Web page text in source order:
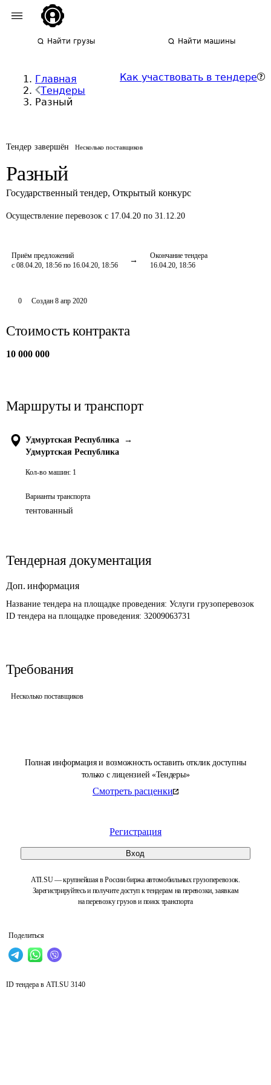
Найти грузы Найти машины
Главная
Тендеры
Разный
Как участвовать в тендере
Тендер завершён Несколько поставщиков
Разный
Государственный тендер, Открытый конкурс
Осуществление перевозок с 17.04.20 по 31.12.20
Приём предложений
с 08.04.20, 18:56 по 16.04.20, 18:56
Окончание тендера
16.04.20, 18:56
Полная информация и возможность оставить отклик доступны
только с лицензией «Тендеры»
Смотреть расценки
Регистрация
Вход
ATI.SU — крупнейшая в России биржа автомобильных грузоперевозок.
Зарегистрируйтесь и получите доступ к тендерам на перевозки, заявкам
на перевозку грузов и поиск транспорта
Поделиться
0 Создан 8 апр 2020
Стоимость контракта
10 000 000
Маршруты и транспорт
Удмуртская Республика
→
Удмуртская Республика
Кол-во машин: 1
Варианты транспорта
тентованный
Тендерная документация
Доп. информация
Название тендера на площадке проведения: Услуги грузоперевозок
ID тендера на площадке проведения: 32009063731
Требования
Несколько поставщиков
ID тендера в ATI.SU 3140